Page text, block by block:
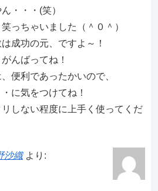
・・・(笑）
っちゃいました（＾０＾）
成功の元、ですよ～！
んばってね！
便利であったかいので、
に気をつけてね！
しない程度に上手く使ってくだ
沙織 より: